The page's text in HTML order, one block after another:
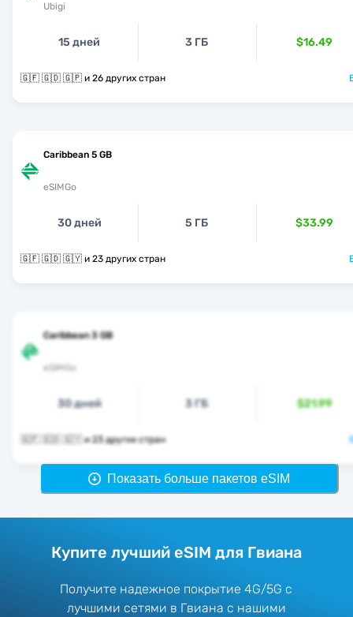
Ubigi
15 дней 3 ГБ $16.49
🇬🇫 🇬🇩 🇬🇵 и 26 других стран
Caribbean 5 GB
eSIMGo
30 дней 5 ГБ $33.99
🇬🇫 🇬🇩 🇬🇾 и 23 других стран
Caribbean 3 GB
eSIMGo
30 дней 3 ГБ $21.99
🇬🇫 🇬🇩 🇬🇾 и 23 других стран
Показать больше пакетов eSIM
Купите лучший eSIM для Гвиана
Получите надежное покрытие 4G/5G с
лучшими сетями в Гвиана с нашими